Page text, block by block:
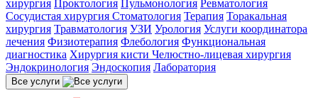
хирургия Проктология Пульмонология Ревматология
Сосудистая хирургия Стоматология Терапия Торакальная
хирургия Травматология УЗИ Урология Услуги координатора
лечения Физиотерапия Флебология Функциональная
диагностика Хирургия кисти Челюстно-лицевая хирургия
Эндокринология Эндоскопия Лаборатория
Все услуги